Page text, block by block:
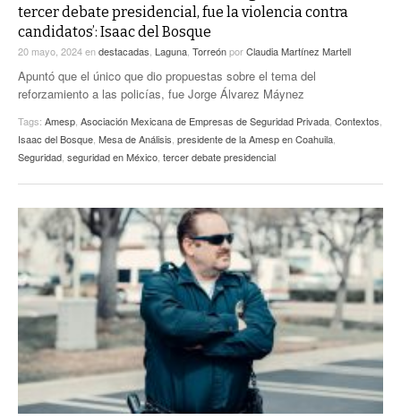
ENTRE LAGUNEROS
PULSO
tercer debate presidencial, fue la violencia contra
candidatos’: Isaac del Bosque
20 mayo, 2024endestacadas Laguna TorreónporClaudia Martínez Martell
Apuntó que el único que dio propuestas sobre el tema del
reforzamiento a las policías, fue Jorge Álvarez Máynez
Tags: Amesp Asociación Mexicana de Empresas de Seguridad Privada Contextos
Isaac del Bosque Mesa de Análisis presidente de la Amesp en Coahuila
Seguridad seguridad en México tercer debate presidencial